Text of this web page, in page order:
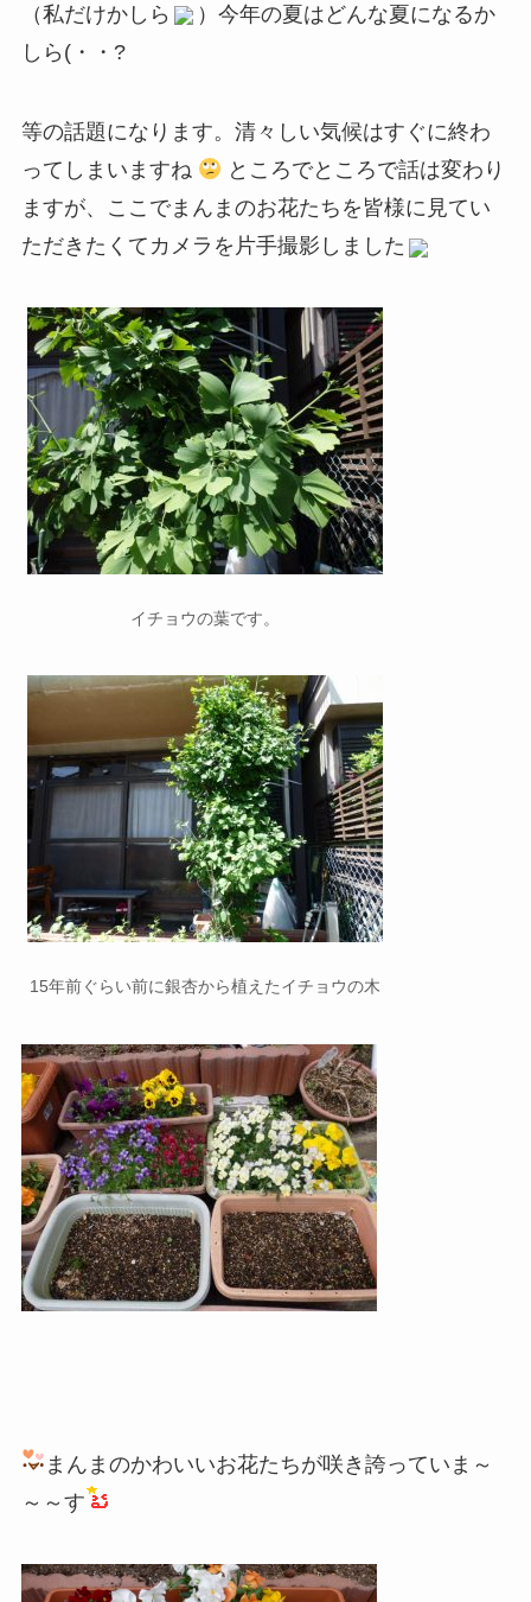
（私だけかしら
）今年の夏はどんな夏になるか
しら(・・?
等の話題になります。清々しい気候はすぐに終わ
ってしまいますね
ところでところで話は変わり
ますが、ここでまんまのお花たちを皆様に見てい
ただきたくてカメラを片手撮影しました
イチョウの葉です。
15年前ぐらい前に銀杏から植えたイチョウの木
まんまのかわいいお花たちが咲き誇っていま～
～～す